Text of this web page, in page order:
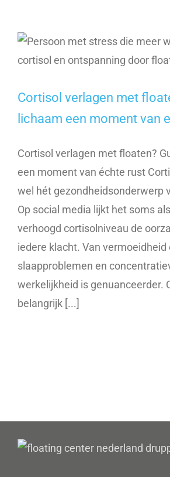
Cortisol verlagen met
lichaam een moment van
Cortisol verlagen met floaten?
een moment van échte rust
wel hét gezondheidsonderwerp
Op social media lijkt het soms
verhoogd cortisolniveau de
iedere klacht. Van
slaapproblemen en
werkelijkheid is genuanceerder.
belangrijk [...]